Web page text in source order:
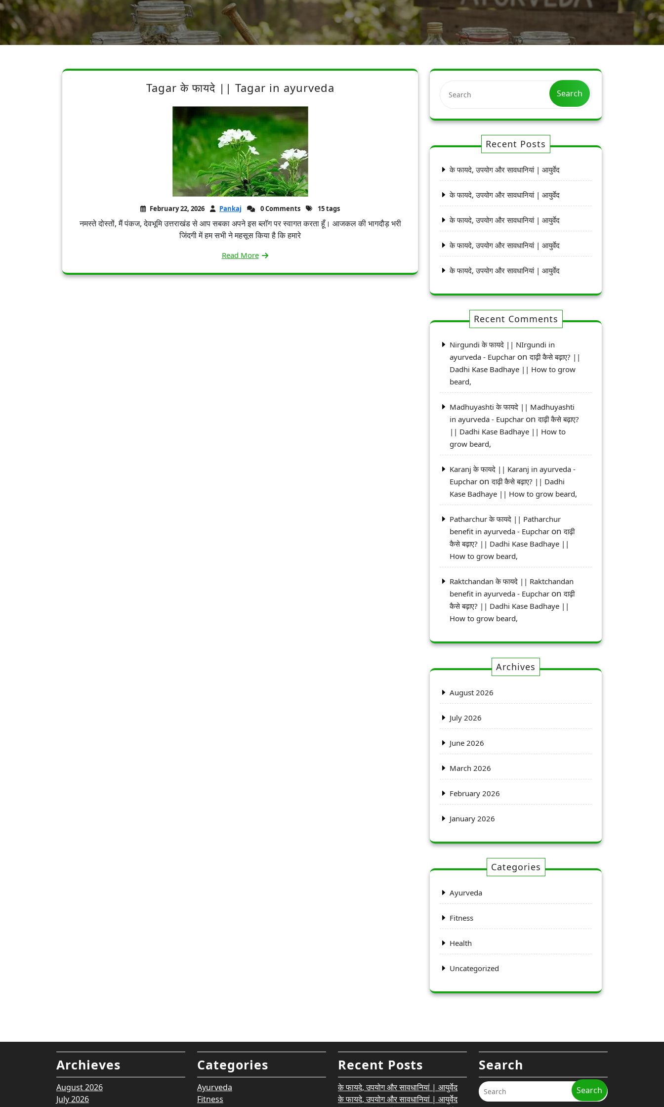
Tagar के फायदे || Tagar in ayurveda
February 22, 2026 Pankaj 0 Comments 15 tags
नमस्ते दोस्तों, मैं पंकज, देवभूमि उत्तराखंड से आप सबका अपने इस ब्लॉग पर स्वागत करता हूँ। आजकल की भागदौड़ भरी
जिंदगी में हम सभी ने महसूस किया है कि हमारे
Read More
Search
Recent Posts
के फायदे, उपयोग और सावधानियां | आयुर्वेद
के फायदे, उपयोग और सावधानियां | आयुर्वेद
के फायदे, उपयोग और सावधानियां | आयुर्वेद
के फायदे, उपयोग और सावधानियां | आयुर्वेद
के फायदे, उपयोग और सावधानियां | आयुर्वेद
Recent Comments
Nirgundi के फायदे || NIrgundi in
ayurveda - Eupchar onदाढ़ी कैसे बढ़ाए? ||
Dadhi Kase Badhaye || How to grow
beard,
Madhuyashti के फायदे || Madhuyashti
in ayurveda - Eupchar onदाढ़ी कैसे बढ़ाए?
|| Dadhi Kase Badhaye || How to
grow beard,
Karanj के फायदे || Karanj in ayurveda -
Eupchar onदाढ़ी कैसे बढ़ाए? || Dadhi
Kase Badhaye || How to grow beard,
Patharchur के फायदे || Patharchur
benefit in ayurveda - Eupchar onदाढ़ी
कैसे बढ़ाए? || Dadhi Kase Badhaye ||
How to grow beard,
Raktchandan के फायदे || Raktchandan
benefit in ayurveda - Eupchar onदाढ़ी
कैसे बढ़ाए? || Dadhi Kase Badhaye ||
How to grow beard,
Archives
August 2026
July 2026
June 2026
March 2026
February 2026
January 2026
Categories
Ayurveda
Fitness
Health
Uncategorized
Archieves
August 2026
July 2026
Categories
Ayurveda
Fitness
Recent Posts
के फायदे, उपयोग और सावधानियां | आयुर्वेद
के फायदे, उपयोग और सावधानियां | आयुर्वेद
Search
Search